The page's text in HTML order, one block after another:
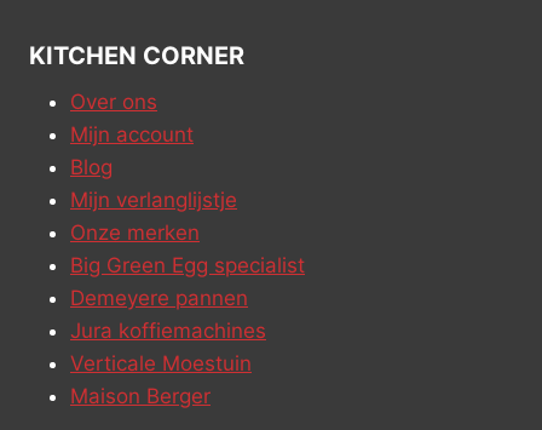
KITCHEN CORNER
Over ons
Mijn account
Blog
Mijn verlanglijstje
Onze merken
Big Green Egg specialist
Demeyere pannen
Jura koffiemachines
Verticale Moestuin
Maison Berger